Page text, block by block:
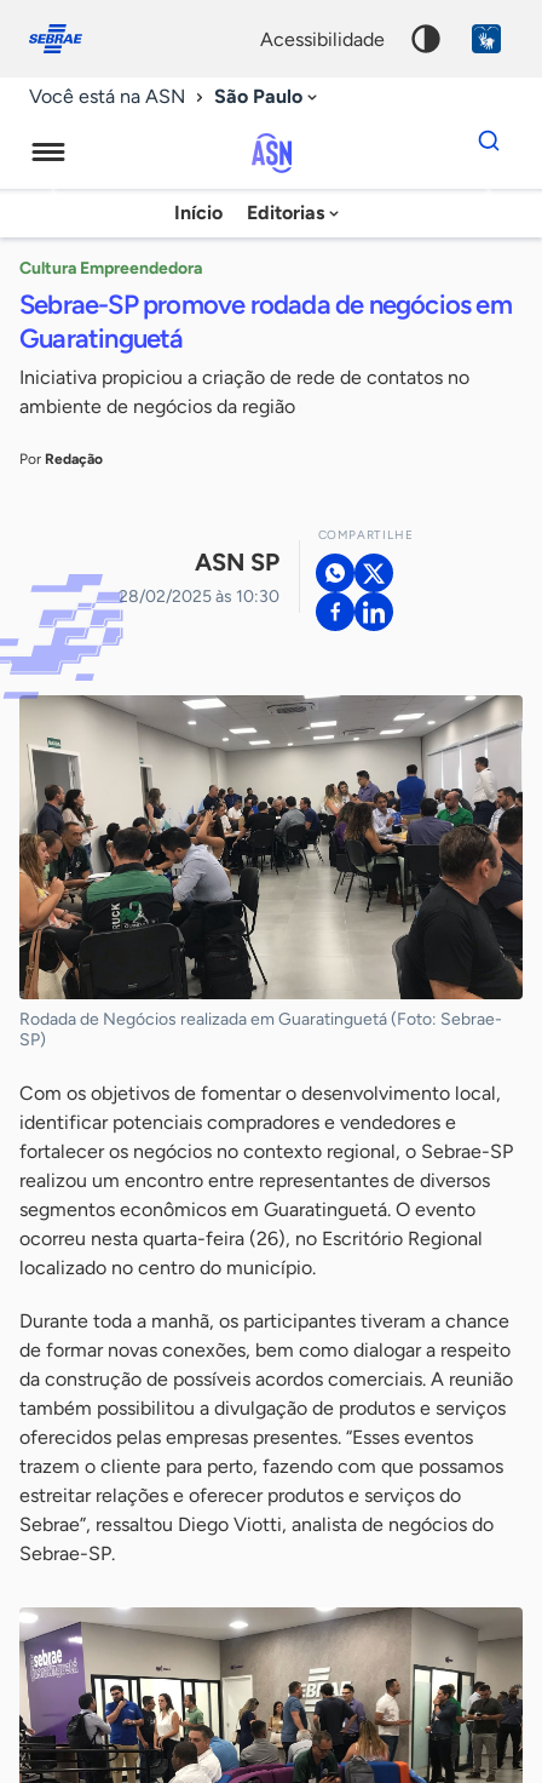
conosco
acessibilidade
Você está na ASN São Paulo
Agência
Sebrae
Notícias
Início Editorias
Dados
para
chave
Cultura Empreendedora
Sebrae-SP promove rodada de negócios em
Guaratinguetá
Iniciativa propiciou a criação de rede de contatos no
ambiente de negócios da região
Por Redação
ASN SP
28/02/2025 às 10:30
COMPARTILHE
Rodada de Negócios realizada em Guaratinguetá (Foto: Sebrae-
SP)
Com os objetivos de fomentar o desenvolvimento local,
identificar potenciais compradores e vendedores e
fortalecer os negócios no contexto regional, o Sebrae-SP
realizou um encontro entre representantes de diversos
segmentos econômicos em Guaratinguetá. O evento
ocorreu nesta quarta-feira (26), no Escritório Regional
localizado no centro do município.
Durante toda a manhã, os participantes tiveram a chance
de formar novas conexões, bem como dialogar a respeito
da construção de possíveis acordos comerciais. A reunião
também possibilitou a divulgação de produtos e serviços
oferecidos pelas empresas presentes. “Esses eventos
trazem o cliente para perto, fazendo com que possamos
estreitar relações e oferecer produtos e serviços do
Sebrae”, ressaltou Diego Viotti, analista de negócios do
Sebrae-SP.